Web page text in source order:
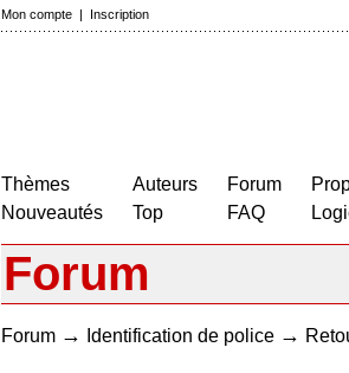
Mon compte | Inscription
Thèmes
Nouveautés
Auteurs
Top
Forum
FAQ
Forum
Forum → Identification de police →